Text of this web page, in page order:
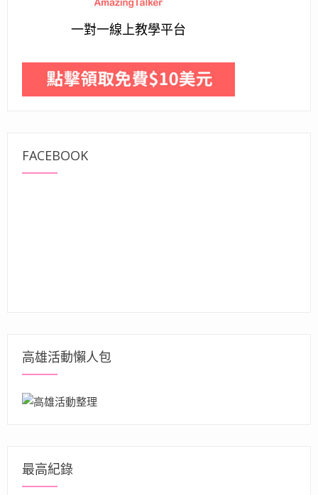
一對一線上教學平台
FACEBOOK
高雄活動懶人包
最高紀錄